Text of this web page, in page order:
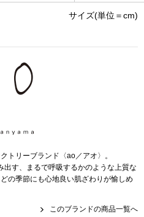
その他
マフラー／ス
サイズ(単位＝cm)
トリーブランド〈ao／アオ〉。
す、まるで呼吸するかのような上質な
の季節にも心地良い肌ざわりが愉しめ
このブランドの商品一覧へ